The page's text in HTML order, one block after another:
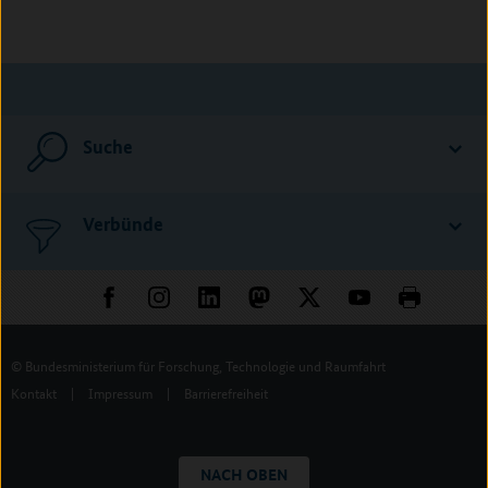
Suche
Verbünde
© Bundesministerium für Forschung, Technologie und Raumfahrt
Kontakt
| Impressum | Barrierefreiheit
NACH OBEN